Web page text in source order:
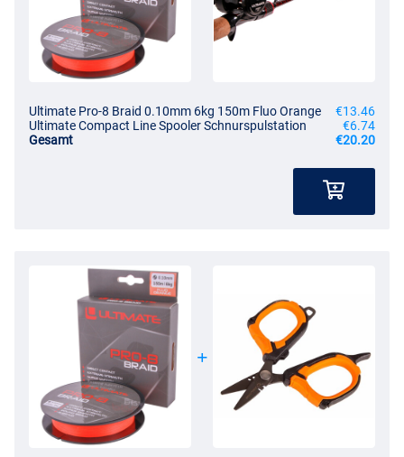
Ultimate Pro-8 Braid 0.10mm 6kg 150m Fluo Orange
€13.46
Ultimate Compact Line Spooler Schnurspulstation
€6.74
Gesamt
€20.20